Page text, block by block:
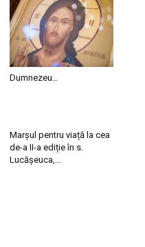
Dumnezeu…
Marșul pentru viață la cea
de-a II-a ediție în s.
Lucășeuca,...